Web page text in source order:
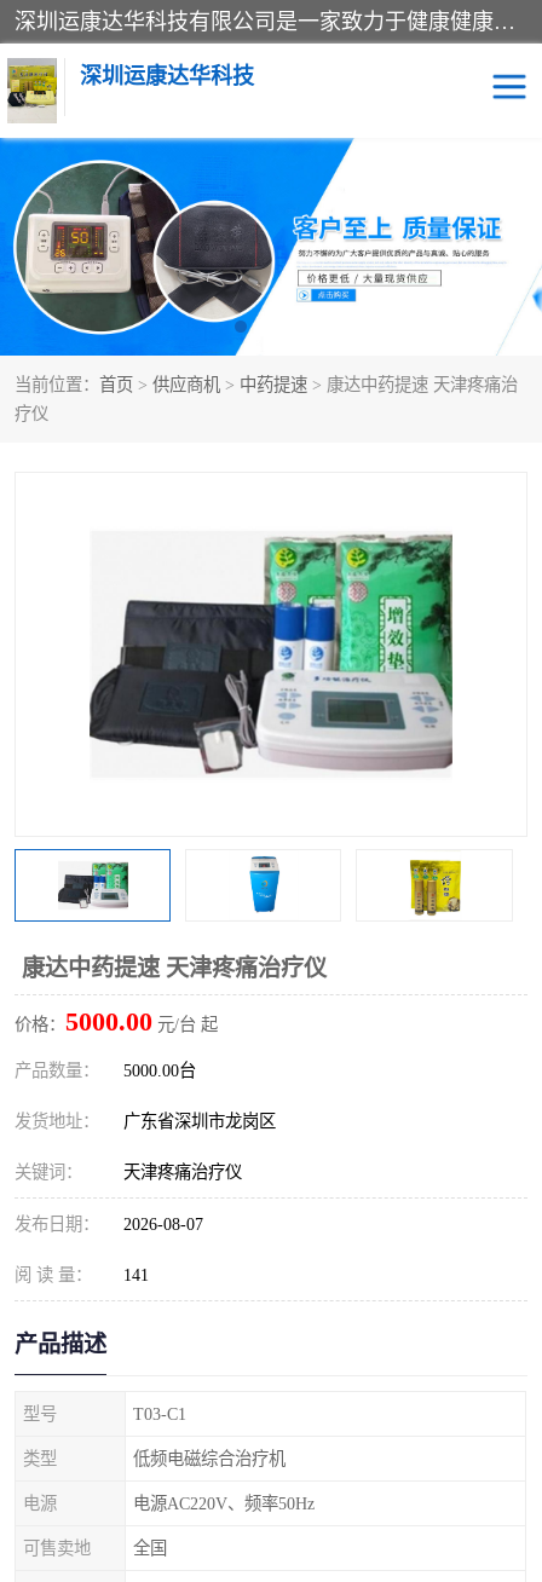
深圳运康达华科技有限公司是一家致力于健康健康产业的现代化企业，已经走过了15个春秋，开创了中医外用发展的新未来，是专业从事中医医疗仪器的研发、生产、销售、服务为一体的子公司，在医疗器械的设计、开发和生产方面率先引进国际先进技术和好的科技人员，先后开发出了场效应治疗仪、多功能治疗仪、颈椎治疗仪、腰椎治疗仪、增效垫等多个系列。
深圳运康达华科技
当前位置： 首页 > 供应商机 > 中药提速 > 康达中药提速 天津疼痛治
疗仪
康达中药提速 天津疼痛治疗仪
价格： 5000.00 元/台 起
产品数量： 5000.00台
发货地址： 广东省深圳市龙岗区
关键词： 天津疼痛治疗仪
发布日期： 2026-08-07
阅 读 量： 141
产品描述
型号 T03-C1
类型 低频电磁综合治疗机
电源 电源AC220V、频率50Hz
可售卖地 全国
多功能治疗仪 中药提速
中低频治疗仪 脉冲治疗仪
**腺治疗仪